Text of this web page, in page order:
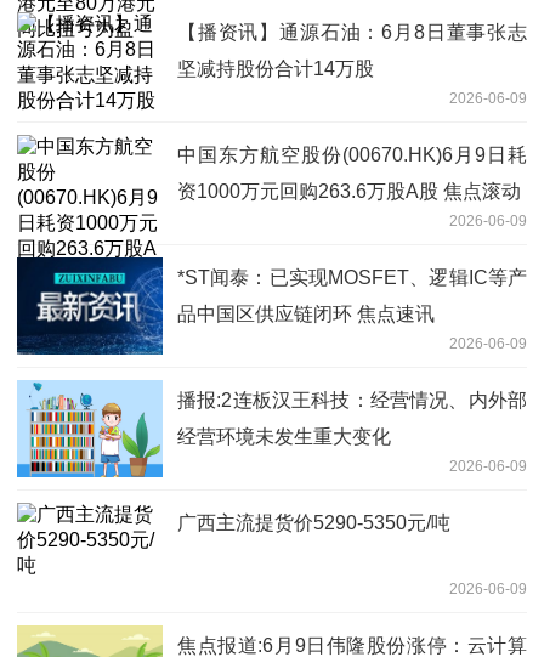
【播资讯】通源石油：6月8日董事张志
坚减持股份合计14万股
2026-06-09
中国东方航空股份(00670.HK)6月9日耗
资1000万元回购263.6万股A股 焦点滚动
2026-06-09
*ST闻泰：已实现MOSFET、逻辑IC等产
品中国区供应链闭环 焦点速讯
2026-06-09
播报:2连板汉王科技：经营情况、内外部
经营环境未发生重大变化
2026-06-09
广西主流提货价5290-5350元/吨
2026-06-09
焦点报道:6月9日伟隆股份涨停：云计算